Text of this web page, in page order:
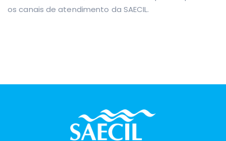
os canais de atendimento da SAECIL.